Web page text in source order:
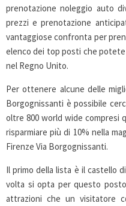
prenotazione noleggio auto
prezzi e prenotazione
vantaggiose confronta per
elenco dei top posti che
nel Regno Unito.
Per ottenere alcune delle
Borgognissanti è possibile
oltre 800 world wide compresi
risparmiare più di 10% nella
Firenze Via Borgognissanti.
Il primo della lista è il castello
volta si opta per questo
attrazioni che un visitatore